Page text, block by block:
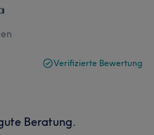
Verifizierte Bewertung
Beratung.